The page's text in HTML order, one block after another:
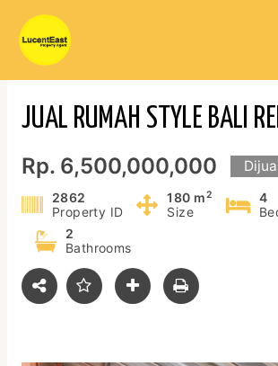
content
JUAL RUMAH STYLE BALI
Rp. 6,500,000,000
2862
Property ID
180 m2
Size
4
2
Bathrooms